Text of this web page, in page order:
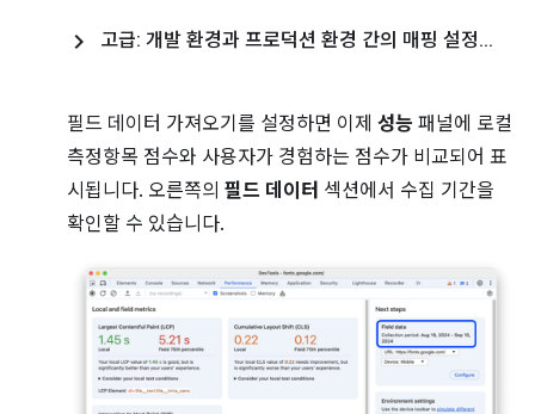
고급: 개발 환경과 프로덕션 환경 간의 매핑 설정...
필드 데이터 가져오기를 설정하면 이제 성능 패널에 로컬
측정항목 점수와 사용자가 경험하는 점수가 비교되어 표
시됩니다. 오른쪽의 필드 데이터 섹션에서 수집 기간을
확인할 수 있습니다.